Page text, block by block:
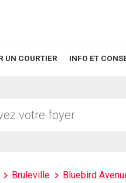
UN COURTIER INFO ET
Bruleville Bluebird